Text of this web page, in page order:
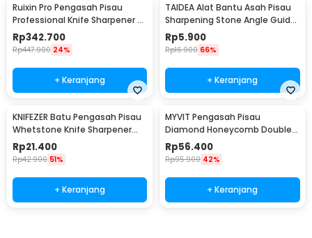
Ruixin Pro Pengasah Pisau
Professional Knife Sharpener -
RX-008
Rp342.700
Rp447.900 24%
+ Keranjang
TAIDEA Alat Bantu Asah Pisau
Sharpening Stone Angle Guide
- TG1091
Rp5.900
Rp16.900 66%
+ Keranjang
KNIFEZER Batu Pengasah Pisau
Whetstone Knife Sharpener
240/800 - Wkss-03
Rp21.400
Rp42.900 51%
+ Keranjang
MYVIT Pengasah Pisau
Diamond Honeycomb Double
Sided 400# and 1000# - 1563A
Rp56.400
Rp95.900 42%
+ Keranjang